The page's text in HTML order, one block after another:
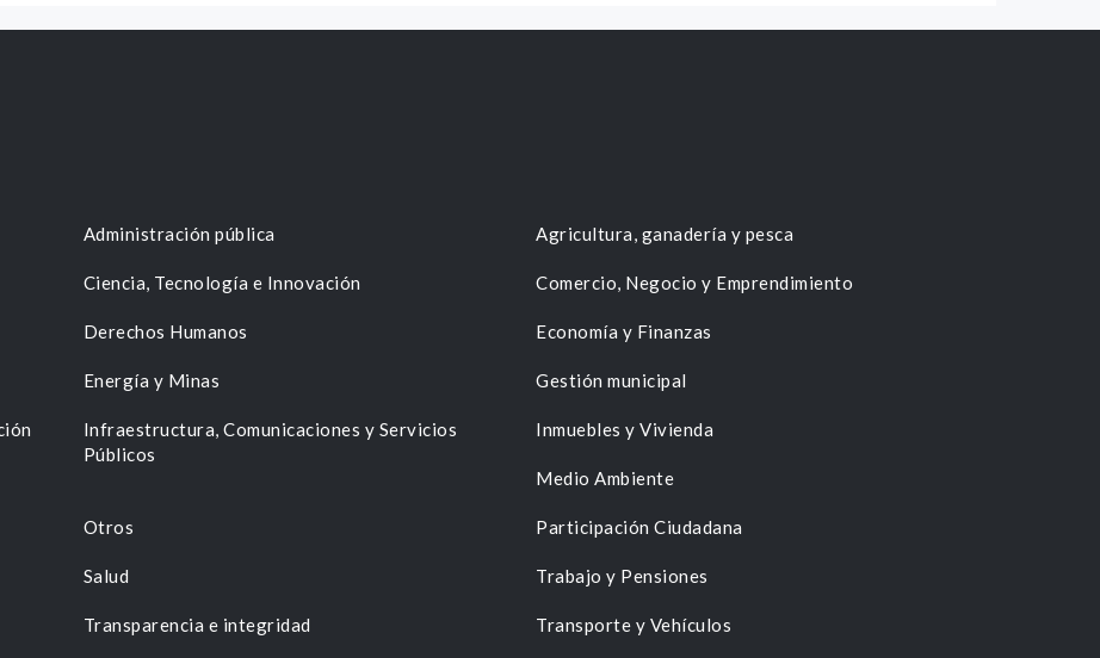
Administración pública Agricultura, ganadería y pesca
Ciencia, Tecnología e Innovación Comercio, Negocio y Emprendimiento
Derechos Humanos Economía y Finanzas
Energía y Minas Gestión municipal
Infraestructura, Comunicaciones y Servicios
Públicos
Inmuebles y Vivienda
Medio Ambiente
Otros Participación Ciudadana
Salud Trabajo y Pensiones
Transparencia e integridad Transporte y Vehículos